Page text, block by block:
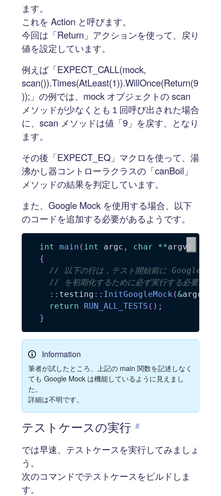
ます。
これを Action と呼びます。
今回は「Return」アクションを使って、戻り
値を設定しています。
例えば「EXPECT_CALL(mock,
scan()).Times(AtLeast(1)).WillOnce(Return(9
));」の例では、mock オブジェクトの scan
メソッドが少なくとも１回呼び出された場合
に、scan メソッドは値「9」を戻す、となり
ます。
その後「EXPECT_EQ」マクロを使って、湯
沸かし器コントローラクラスの「canBoil」
メソッドの結果を判定しています。
また、Google Mock を使用する場合、以下
のコードを追加する必要があるようです。
int main ( int argc , char **argv )
{
// 以下の行は，テスト開始前に Google
// を初期化するために必ず実行する必要があ
:: testing :: InitGoogleMock (&argc
return
RUN_ALL_TESTS ( ) ;
}
Information
筆者が試したところ、上記の main 関数を記述しなく
ても Google Mock は機能しているように見えまし
た。
詳細は不明です。
テストケースの実行 #
では早速、テストケースを実行してみましょ
う。
次のコマンドでテストケースをビルドしま
す。